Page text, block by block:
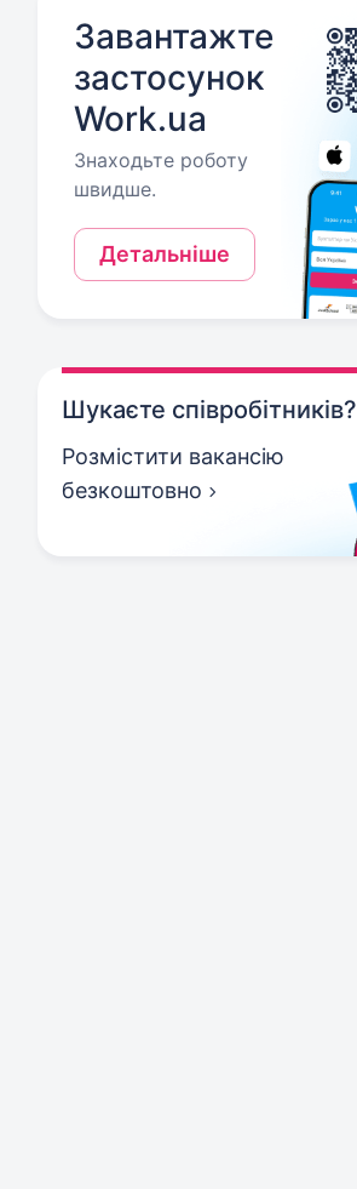
Завантажте
застосунок
Work.ua
Знаходьте роботу
швидше.
Детальніше
Шукаєте співробітників?
Розмістити вакансію
безкоштовно